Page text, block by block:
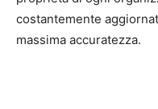
costantemente
massima accuratezza.